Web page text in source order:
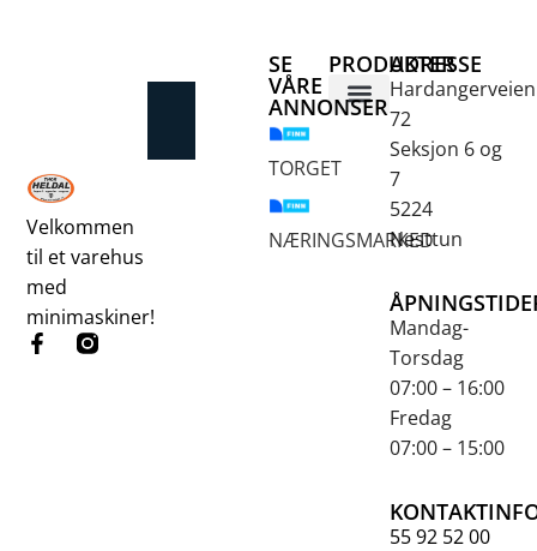
Velkommen
til et varehus
med
minimaskiner!
ADRESSE
Hardangerveien
72
Seksjon 6 og
7
5224
Nesttun
Mandag-
Torsdag
07:00 – 16:00
Fredag
07:00 – 15:00
55 92 52 00
PRODUKTER
SE
VÅRE
ANNONSER
TORGET
NÆRINGSMARKED